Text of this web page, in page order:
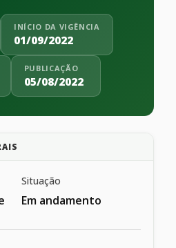
INÍCIO DA VIGÊNCIA
01/09/2022
PUBLICAÇÃO
05/08/2022
Situação
Em andamento